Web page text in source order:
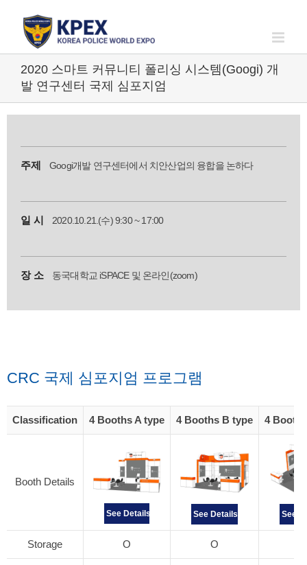
content
2020 스마트 커뮤니티 폴리싱 시스템(Googi) 개
발 연구센터 국제 심포지엄
주제 Googi개발 연구센터에서 치안산업의 융합을 논하다
일 시 2020.10.21.(수) 9:30 ~ 17:00
장 소 동국대학교 iSPACE 및 온라인(zoom)
CRC 국제 심포지엄 프로그램
Classification 4 Booths A type 4 Booths B type 4
Booth Details
See Details See Details See
Storage O O